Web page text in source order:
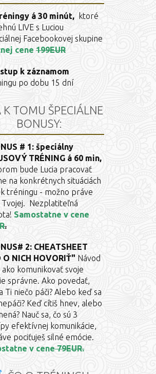
á 30 minút, ktoré
LIVE s Luciou
Facebookovej skupine
cene 199EUR
k záznamom
po dobu 15 dní
K TOMU ŠPECIÁLNE
BONUSY:
# 1: špeciálny
TRÉNING á 60 min,
bude Lucia pracovať
na konkrétnych situáciách
tréningu - možno práve
Tvojej. Nezplatiteľná
Samostatne v cene
.
2: CHEATSHEET
O NICH HOVORIŤ" Návod
ako komunikovať svoje
správne. Ako povedať,
Ti niečo páči? Alebo keď sa
Keď cítiš hnev, alebo
Nauč sa, čo sú 3
efektívnej komunikácie,
pociťuješ silné emócie.
v cene79EUR.